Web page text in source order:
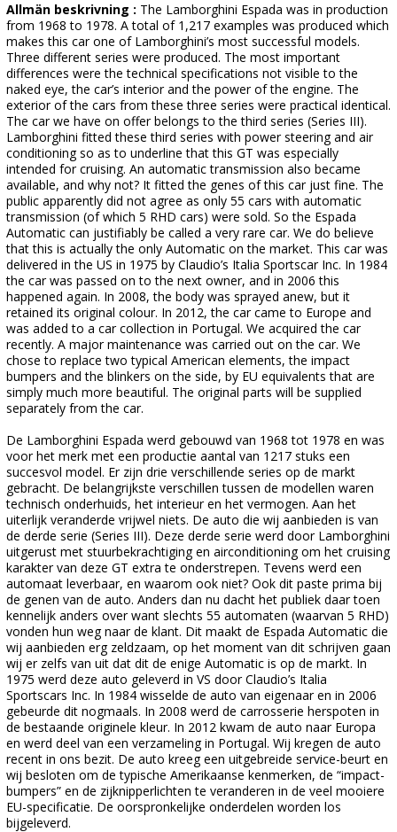
Allmän beskrivning : The Lamborghini Espada was in production
from 1968 to 1978. A total of 1,217 examples was produced which
makes this car one of Lamborghini’s most successful models.
Three different series were produced. The most important
differences were the technical specifications not visible to the
naked eye, the car’s interior and the power of the engine. The
exterior of the cars from these three series were practical identical.
The car we have on offer belongs to the third series (Series III).
Lamborghini fitted these third series with power steering and air
conditioning so as to underline that this GT was especially
intended for cruising. An automatic transmission also became
available, and why not? It fitted the genes of this car just fine. The
public apparently did not agree as only 55 cars with automatic
transmission (of which 5 RHD cars) were sold. So the Espada
Automatic can justifiably be called a very rare car. We do believe
that this is actually the only Automatic on the market. This car was
delivered in the US in 1975 by Claudio’s Italia Sportscar Inc. In 1984
the car was passed on to the next owner, and in 2006 this
happened again. In 2008, the body was sprayed anew, but it
retained its original colour. In 2012, the car came to Europe and
was added to a car collection in Portugal. We acquired the car
recently. A major maintenance was carried out on the car. We
chose to replace two typical American elements, the impact
bumpers and the blinkers on the side, by EU equivalents that are
simply much more beautiful. The original parts will be supplied
separately from the car.
De Lamborghini Espada werd gebouwd van 1968 tot 1978 en was
voor het merk met een productie aantal van 1217 stuks een
succesvol model. Er zijn drie verschillende series op de markt
gebracht. De belangrijkste verschillen tussen de modellen waren
technisch onderhuids, het interieur en het vermogen. Aan het
uiterlijk veranderde vrijwel niets. De auto die wij aanbieden is van
de derde serie (Series III). Deze derde serie werd door Lamborghini
uitgerust met stuurbekrachtiging en airconditioning om het cruising
karakter van deze GT extra te onderstrepen. Tevens werd een
automaat leverbaar, en waarom ook niet? Ook dit paste prima bij
de genen van de auto. Anders dan nu dacht het publiek daar toen
kennelijk anders over want slechts 55 automaten (waarvan 5 RHD)
vonden hun weg naar de klant. Dit maakt de Espada Automatic die
wij aanbieden erg zeldzaam, op het moment van dit schrijven gaan
wij er zelfs van uit dat dit de enige Automatic is op de markt. In
1975 werd deze auto geleverd in VS door Claudio’s Italia
Sportscars Inc. In 1984 wisselde de auto van eigenaar en in 2006
gebeurde dit nogmaals. In 2008 werd de carrosserie herspoten in
de bestaande originele kleur. In 2012 kwam de auto naar Europa
en werd deel van een verzameling in Portugal. Wij kregen de auto
recent in ons bezit. De auto kreeg een uitgebreide service-beurt en
wij besloten om de typische Amerikaanse kenmerken, de “impact-
bumpers” en de zijknipperlichten te veranderen in de veel mooiere
EU-specificatie. De oorspronkelijke onderdelen worden los
bijgeleverd.